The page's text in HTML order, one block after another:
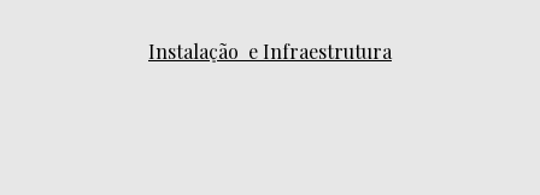
Instalação e Infraestrutura